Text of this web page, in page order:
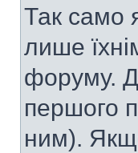
Так само
лише
форуму.
першого
ним).